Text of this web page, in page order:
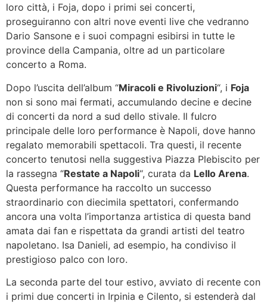
loro città, i Foja, dopo i primi sei concerti,
proseguiranno con altri nove eventi live che vedranno
Dario Sansone e i suoi compagni esibirsi in tutte le
province della Campania, oltre ad un particolare
concerto a Roma.
Dopo l’uscita dell’album “Miracoli e Rivoluzioni“, i Foja
non si sono mai fermati, accumulando decine e decine
di concerti da nord a sud dello stivale. Il fulcro
principale delle loro performance è Napoli, dove hanno
regalato memorabili spettacoli. Tra questi, il recente
concerto tenutosi nella suggestiva Piazza Plebiscito per
la rassegna “Restate a Napoli“, curata da Lello Arena.
Questa performance ha raccolto un successo
straordinario con diecimila spettatori, confermando
ancora una volta l’importanza artistica di questa band
amata dai fan e rispettata da grandi artisti del teatro
napoletano. Isa Danieli, ad esempio, ha condiviso il
prestigioso palco con loro.
La seconda parte del tour estivo, avviato di recente con
i primi due concerti in Irpinia e Cilento, si estenderà dal